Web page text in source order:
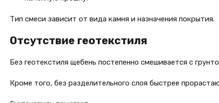
Тип смеси зависит от вида камня и назначения покрытия.
Отсутствие геотекстиля
Без геотекстиля щебень постепенно смешивается с
Кроме того, без разделительного слоя быстрее